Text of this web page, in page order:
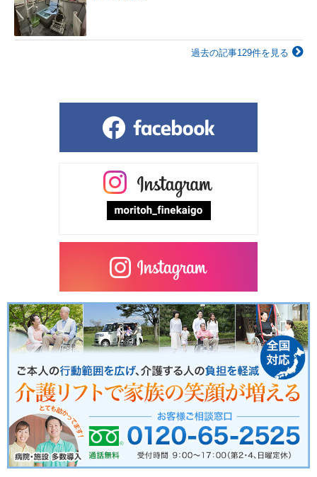
過去の記事129件を見る